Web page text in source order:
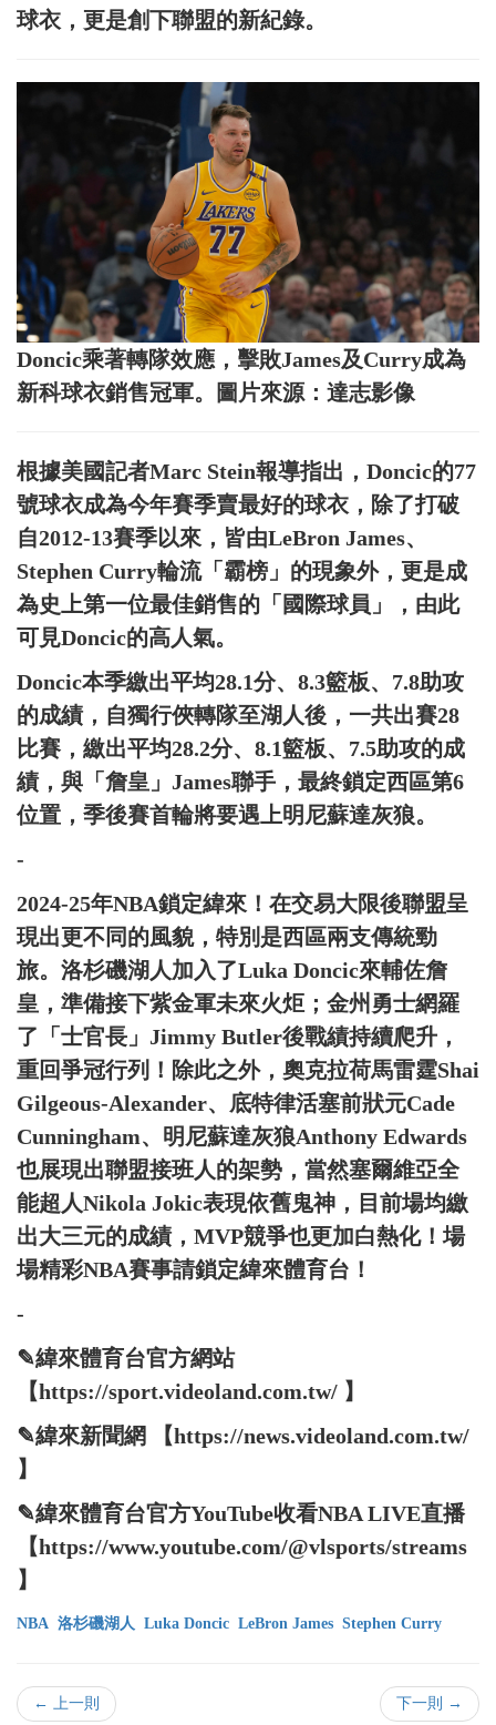
球衣，更是創下聯盟的新紀錄。
Doncic乘著轉隊效應，擊敗James及Curry成為
新科球衣銷售冠軍。圖片來源：達志影像
根據美國記者Marc Stein報導指出，Doncic的77
號球衣成為今年賽季賣最好的球衣，除了打破
自2012-13賽季以來，皆由LeBron James、
Stephen Curry輪流「霸榜」的現象外，更是成
為史上第一位最佳銷售的「國際球員」，由此
可見Doncic的高人氣。
Doncic本季繳出平均28.1分、8.3籃板、7.8助攻
的成績，自獨行俠轉隊至湖人後，一共出賽28
比賽，繳出平均28.2分、8.1籃板、7.5助攻的成
績，與「詹皇」James聯手，最終鎖定西區第6
位置，季後賽首輪將要遇上明尼蘇達灰狼。
-
2024-25年NBA鎖定緯來！在交易大限後聯盟呈
現出更不同的風貌，特別是西區兩支傳統勁
旅。洛杉磯湖人加入了Luka Doncic來輔佐詹
皇，準備接下紫金軍未來火炬；金州勇士網羅
了「士官長」Jimmy Butler後戰績持續爬升，
重回爭冠行列！除此之外，奧克拉荷馬雷霆Shai
Gilgeous-Alexander、底特律活塞前狀元Cade
Cunningham、明尼蘇達灰狼Anthony Edwards
也展現出聯盟接班人的架勢，當然塞爾維亞全
能超人Nikola Jokic表現依舊鬼神，目前場均繳
出大三元的成績，MVP競爭也更加白熱化！場
場精彩NBA賽事請鎖定緯來體育台！
-
✎緯來體育台官方網站
【https://sport.videoland.com.tw/ 】
✎緯來新聞網 【https://news.videoland.com.tw/
】
✎緯來體育台官方YouTube收看NBA LIVE直播
【https://www.youtube.com/@vlsports/streams
】
NBA 洛杉磯湖人 Luka Doncic LeBron James Stephen Curry
← 上一則 下一則 →